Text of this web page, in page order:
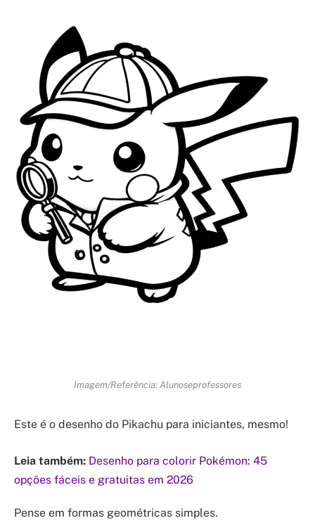
Imagem/Referência: Alunoseprofessores
Este é o desenho do Pikachu para iniciantes, mesmo!
Leia também: Desenho para colorir Pokémon: 45
opções fáceis e gratuitas em 2026
Pense em formas geométricas simples.